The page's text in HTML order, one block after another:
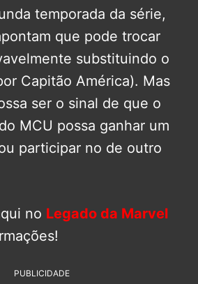
temporada da série,
que pode trocar
substituindo o
Capitão América). Mas
ser o sinal de que o
MCU possa ganhar um
participar no de outro
no Legado da Marvel
PUBLICIDADE